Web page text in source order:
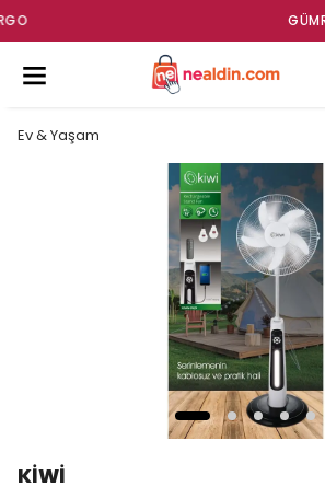
GÜMRÜK ÜRÜNLERI SATIŞ
Ev & Yaşam
KİWİ